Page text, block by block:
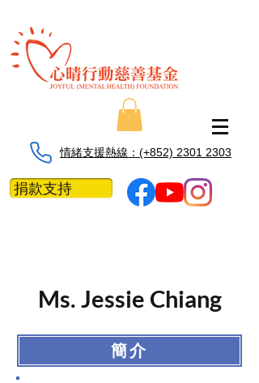
情緒支援熱線：​​(+852) 2301 2303
捐款支持
Ms. Jessie Chiang
簡介